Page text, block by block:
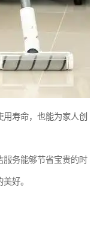
寿命，也能为家人创
服务能够节省宝贵的时
好。